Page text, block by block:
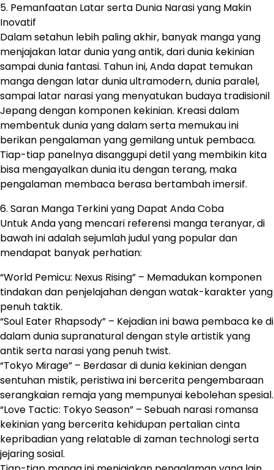
5. Pemanfaatan Latar serta Dunia Narasi yang Makin
Inovatif
Dalam setahun lebih paling akhir, banyak manga yang
menjajakan latar dunia yang antik, dari dunia kekinian
sampai dunia fantasi. Tahun ini, Anda dapat temukan
manga dengan latar dunia ultramodern, dunia paralel,
sampai latar narasi yang menyatukan budaya tradisionil
Jepang dengan komponen kekinian. Kreasi dalam
membentuk dunia yang dalam serta memukau ini
berikan pengalaman yang gemilang untuk pembaca.
Tiap-tiap panelnya disanggupi detil yang membikin kita
bisa mengayalkan dunia itu dengan terang, maka
pengalaman membaca berasa bertambah imersif.
6. Saran Manga Terkini yang Dapat Anda Coba
Untuk Anda yang mencari referensi manga teranyar, di
bawah ini adalah sejumlah judul yang popular dan
mendapat banyak perhatian:
“World Pemicu: Nexus Rising” – Memadukan komponen
tindakan dan penjelajahan dengan watak-karakter yang
penuh taktik.
“Soul Eater Rhapsody” – Kejadian ini bawa pembaca ke di
dalam dunia supranatural dengan style artistik yang
antik serta narasi yang penuh twist.
“Tokyo Mirage” – Berdasar di dunia kekinian dengan
sentuhan mistik, peristiwa ini bercerita pengembaraan
serangkaian remaja yang mempunyai kebolehan spesial.
“Love Tactic: Tokyo Season” – Sebuah narasi romansa
kekinian yang bercerita kehidupan pertalian cinta
kepribadian yang relatable di zaman technologi serta
jejaring sosial.